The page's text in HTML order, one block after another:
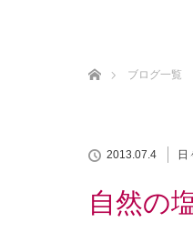
ブログ一覧
2013.07.4 日
自然の